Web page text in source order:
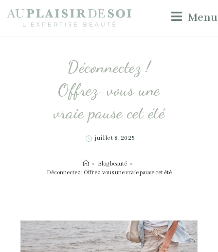
Menu
Déconnectez !
Offrez-vous une
vraie pause cet été
juillet 8, 2025
> Blog beauté >
Déconnectez ! Offrez-vous une vraie pause cet été